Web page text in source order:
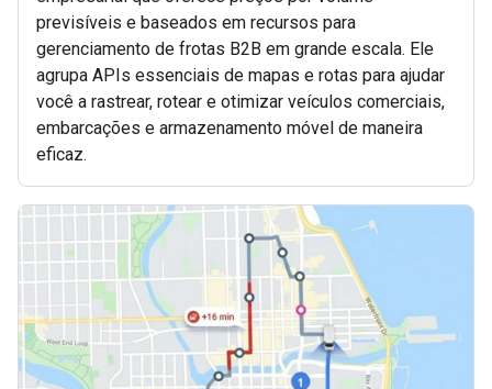
previsíveis e baseados em recursos para
gerenciamento de frotas B2B em grande escala. Ele
agrupa APIs essenciais de mapas e rotas para ajudar
você a rastrear, rotear e otimizar veículos comerciais,
embarcações e armazenamento móvel de maneira
eficaz.